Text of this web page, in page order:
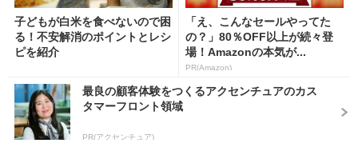
子どもが白米を食べないので困
る！不安解消のポイントとレシ
ピを紹介
「え、こんなセールやってた
の？」80％OFF以上が続々登
場！Amazonの本気が...
PR(Amazon)
最良の顧客体験をつくるアクセンチュアのカス
タマーフロント領域
PR(アクセンチュア)